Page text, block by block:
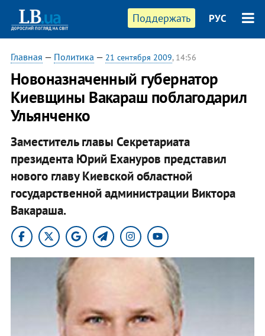
Поддержать РУС
Главная — Политика — 21 сентября 2009, 14:56
Новоназначенный губернатор
Киевщины Вакараш поблагодарил
Ульянченко
Заместитель главы Секретариата
президента Юрий Ехануров представил
нового главу Киевской областной
государственной администрации Виктора
Вакараша.